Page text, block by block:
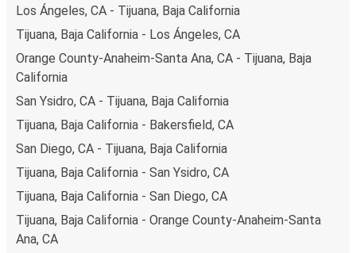
Los Ángeles, CA - Tijuana, Baja California
Tijuana, Baja California - Los Ángeles, CA
Orange County-Anaheim-Santa Ana, CA - Tijuana, Baja
California
San Ysidro, CA - Tijuana, Baja California
Tijuana, Baja California - Bakersfield, CA
San Diego, CA - Tijuana, Baja California
Tijuana, Baja California - San Ysidro, CA
Tijuana, Baja California - San Diego, CA
Tijuana, Baja California - Orange County-Anaheim-Santa
Ana, CA